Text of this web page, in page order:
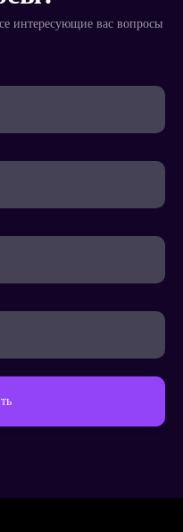
интересующие вас вопросы